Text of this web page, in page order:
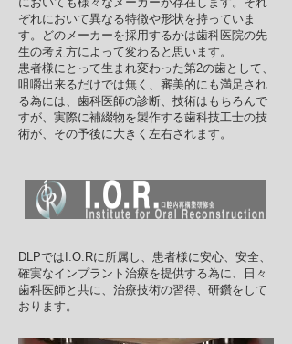
ぞれにおいて異なる特徴や形状を持っていま
す。どのメーカーを採用するかは歯科医院の先
生の考え方によって変わると思います。
​患者様にとって生まれ変わった第2の歯として、
咀嚼出来るだけでは無く、審美的にも満足され
る為には、歯科医師の診断、技術はもちろんで
すが、実際に補綴物を製作する歯科技工士の技
術が、その予後に大きく左右されます。
DLPではI.O.Rに所属し、患者様に安心、安全、
確実なインプラント治療を提供する為に、日々
歯科医師と共に、治療技術の習得、研鑽をして
おります。